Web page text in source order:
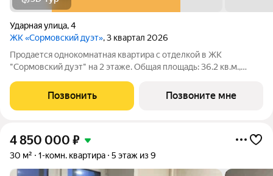
Ударная улица,4
ЖК «Сормовский дуэт», 3 квартал 2026
Продается однокомнатная квартира с отделкой в ЖК
"Сормовский дуэт" на 2 этаже. Общая площадь: 36.2 кв.м.,
Все окна выходят на одну сторону. В квартире один
совмещенный санузел. Высота
Позвонить Позвоните мне
4 850 000 ₽
30 м² 1-комн. квартира 5 этаж из 9